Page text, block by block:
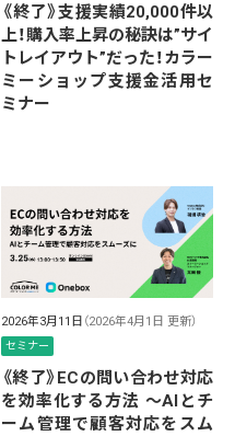
《終了》支援実績20,000件以
上！購入率上昇の秘訣は”サイ
トレイアウト”だった！カラー
ミーショップ支援金活用セ
ミナー
2026年3月11日 （2026年4月1日 更新）
セミナー
《終了》ECの問い合わせ対応
を効率化する方法 ～AIとチ
ーム管理で顧客対応をスム